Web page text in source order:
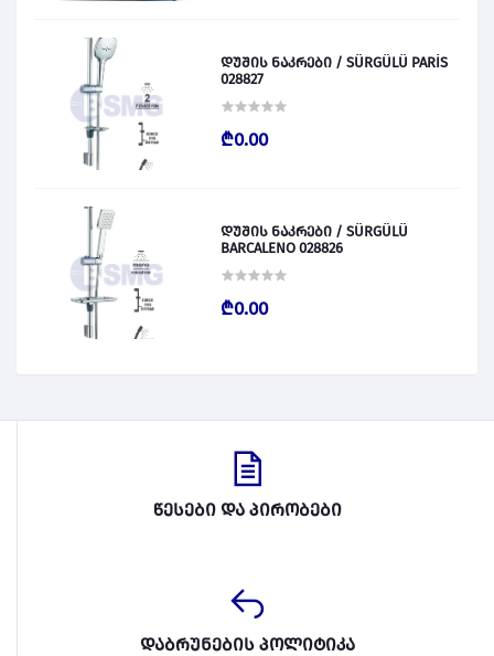
დუშის ნაკრები / SÜRGÜLÜ PARİS
028827
₾0.00
დუშის ნაკრები / SÜRGÜLÜ
BARCALENO 028826
₾0.00
წესები და პირობები
დაბრუნების პოლიტიკა